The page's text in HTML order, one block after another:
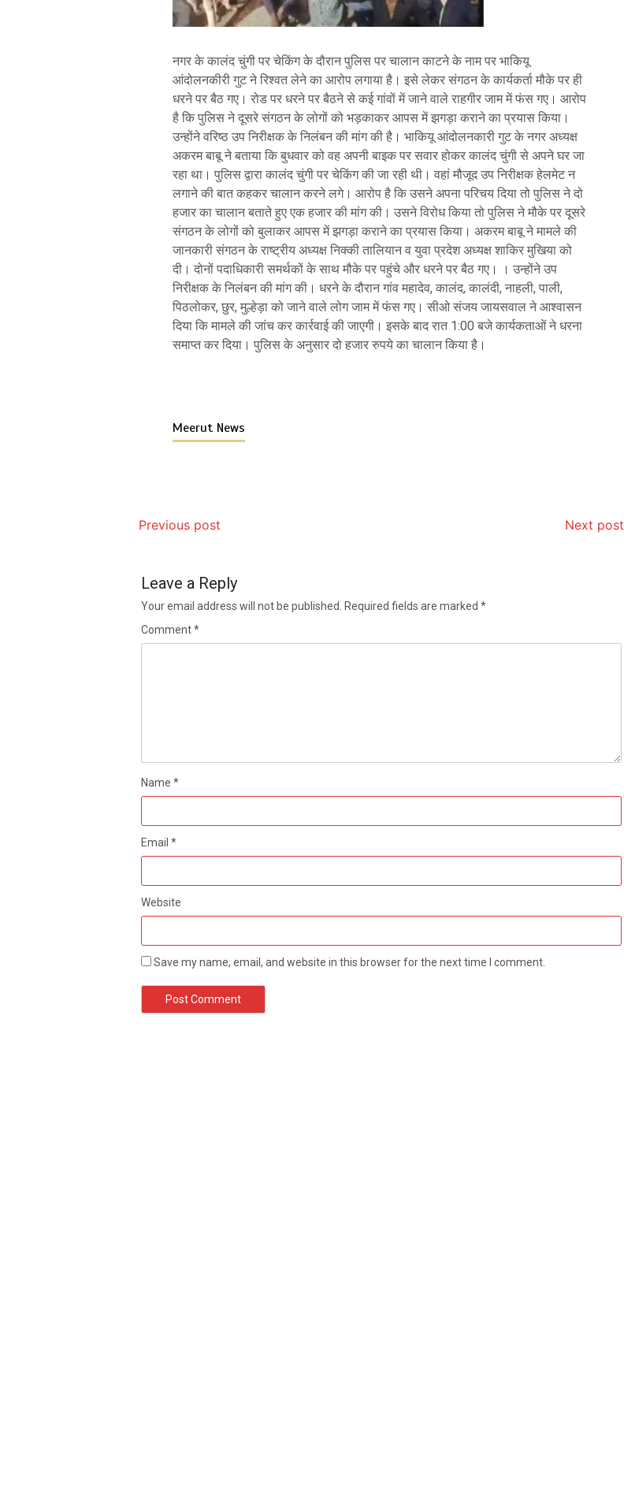
नगर के कालंद चुंगी पर चेकिंग के दौरान पुलिस पर चालान काटने के नाम पर भाकियू
आंदोलनकीरी गुट ने रिश्वत लेने का आरोप लगाया है। इसे लेकर संगठन के कार्यकर्ता मौके पर ही
धरने पर बैठ गए। रोड पर धरने पर बैठने से कई गांवों में जाने वाले राहगीर जाम में फंस गए। आरोप
है कि पुलिस ने दूसरे संगठन के लोगों को भड़काकर आपस में झगड़ा कराने का प्रयास किया।
उन्होंने वरिष्ठ उप निरीक्षक के निलंबन की मांग की है। भाकियू आंदोलनकारी गुट के नगर अध्यक्ष
अकरम बाबू ने बताया कि बुधवार को वह अपनी बाइक पर सवार होकर कालंद चुंगी से अपने घर जा
रहा था। पुलिस द्वारा कालंद चुंगी पर चेकिंग की जा रही थी। वहां मौजूद उप निरीक्षक हेलमेट न
लगाने की बात कहकर चालान करने लगे। आरोप है कि उसने अपना परिचय दिया तो पुलिस ने दो
हजार का चालान बताते हुए एक हजार की मांग की। उसने विरोध किया तो पुलिस ने मौके पर दूसरे
संगठन के लोगों को बुलाकर आपस में झगड़ा कराने का प्रयास किया। अकरम बाबू ने मामले की
जानकारी संगठन के राष्ट्रीय अध्यक्ष निक्की तालियान व युवा प्रदेश अध्यक्ष शाकिर मुखिया को
दी। दोनों पदाधिकारी समर्थकों के साथ मौके पर पहुंचे और धरने पर बैठ गए। । उन्होंने उप
निरीक्षक के निलंबन की मांग की। धरने के दौरान गांव महादेव, कालंद, कालंदी, नाहली, पाली,
पिठलोकर, छुर, मुल्हेड़ा को जाने वाले लोग जाम में फंस गए। सीओ संजय जायसवाल ने आश्वासन
दिया कि मामले की जांच कर कार्रवाई की जाएगी। इसके बाद रात 1:00 बजे कार्यकताओं ने धरना
समाप्त कर दिया। पुलिस के अनुसार दो हजार रुपये का चालान किया है।
Meerut News
Previous post Next post
Leave a Reply
Your email address will not be published. Required fields are marked *
Comment*
Name *
Email *
Website
Save my name, email, and website in this browser for the next time I comment.